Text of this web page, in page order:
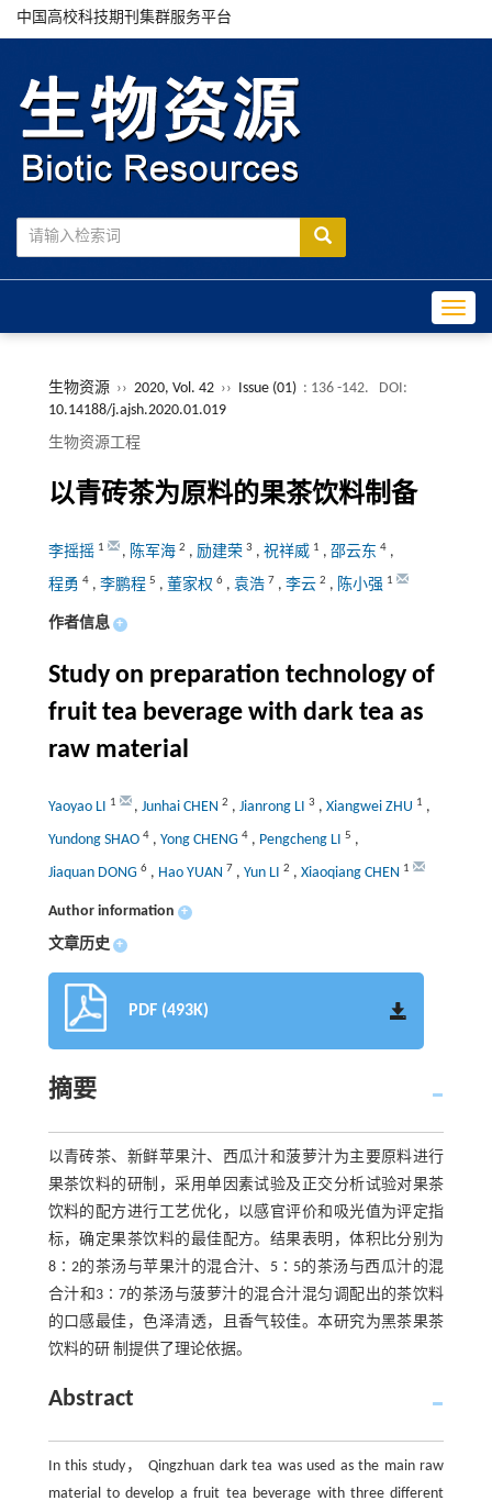
中国高校科技期刊集群服务平台
生物资源 ›› 2020, Vol. 42 ›› Issue (01) : 136 -142.
DOI:
10.14188/j.ajsh.2020.01.019
生物资源工程
以青砖茶为原料的果茶饮料制备
李摇摇 1 , 陈军海 2 , 励建荣 3 , 祝祥威 1 , 邵云东 4,
程勇 4, 李鹏程 5 , 董家权 6, 袁浩 7 , 李云 2 , 陈小强 1
作者信息 +
Study on preparation technology of
fruit tea beverage with dark tea as
raw material
Yaoyao LI 1 , Junhai CHEN 2 , Jianrong LI 3 , Xiangwei ZHU 1 ,
Yundong SHAO 4, Yong CHENG 4, Pengcheng LI 5 ,
Jiaquan DONG 6, Hao YUAN 7 , Yun LI 2 , Xiaoqiang CHEN 1
Author information +
文章历史 +
PDF (493K)
摘要
以青砖茶、新鲜苹果汁、西瓜汁和菠萝汁为主要原料进行
果茶饮料的研制，采用单因素试验及正交分析试验对果茶
饮料的配方进行工艺优化，以感官评价和吸光值为评定指
标，确定果茶饮料的最佳配方。结果表明，体积比分别为
8∶2的茶汤与苹果汁的混合汁、5∶5的茶汤与西瓜汁的混
合汁和3∶7的茶汤与菠萝汁的混合汁混匀调配出的茶饮料
的口感最佳，色泽清透，且香气较佳。本研究为黑茶果茶
饮料的研 制提供了理论依据。
Abstract
In this study， Qingzhuan dark tea was used as the main raw
material to develop a fruit tea beverage with three different